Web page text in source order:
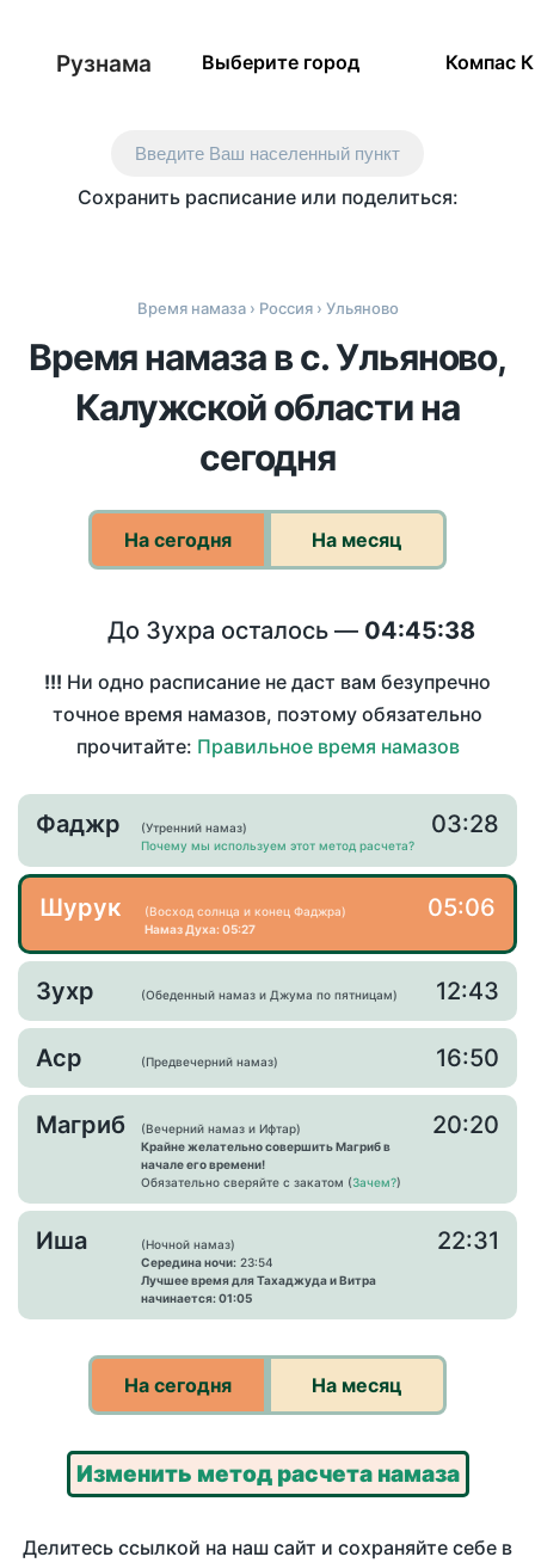
Рузнама Выберите город Компас
Введите Ваш населенный пункт
Сохранить расписание или поделиться:
Время намаза› Россия› Ульяново
Время намаза в с. Ульяново,
Калужской области на
сегодня
На сегодня На месяц
До Зухра осталось — 04:45:37
!!! Ни одно расписание не даст вам безупречно
точное время намазов, поэтому обязательно
прочитайте: Правильное время намазов
Фаджр
(Утренний намаз)
Почему мы используем этот метод расчета?
03:28
Шурук
(Восход солнца и конец Фаджра)
Намаз Духа: 05:27
05:06
Зухр (Обеденный намаз и Джума по пятницам) 12:43
Аср (Предвечерний намаз) 16:50
Магриб
(Вечерний намаз и Ифтар)
Крайне желательно совершить Магриб в
начале его времени!
Обязательно сверяйте с закатом (Зачем?)
20:20
Иша
(Ночной намаз)
Середина ночи: 23:54
Лучшее время для Тахаджуда и Витра
начинается: 01:05
22:31
На сегодня На месяц
Изменить метод расчета намаза
Делитесь ссылкой на наш сайт и сохраняйте себе в